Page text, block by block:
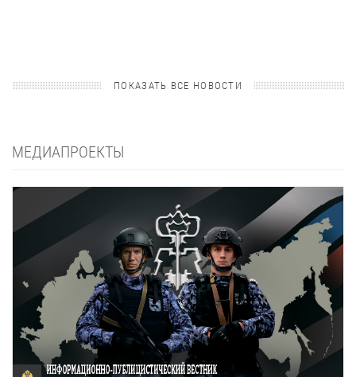
ПОКАЗАТЬ ВСЕ НОВОСТИ
МЕДИАПРОЕКТЫ